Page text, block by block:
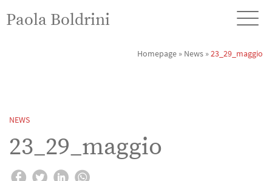
Paola Boldrini
Homepage » News »23_29_maggio
NEWS
23_29_maggio